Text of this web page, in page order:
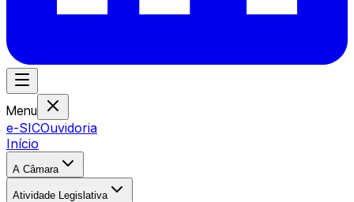
Menu
e-SICOuvidoria
Início
A Câmara
Atividade Legislativa